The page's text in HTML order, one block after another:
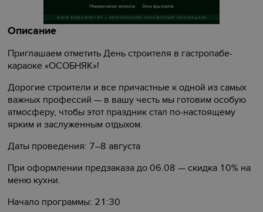
Описание
Приглашаем отметить День строителя в гастропабе-
караоке «ОСОБНЯК»!
Дорогие строители и все причастные к одной из самых
важных профессий — в вашу честь мы готовим особую
атмосферу, чтобы этот праздник стал по-настоящему
ярким и заслуженным отдыхом.
Даты проведения: 7–8 августа
При оформлении предзаказа до 06.08 — скидка 10% на
меню кухни.
Начало программы: 21:30